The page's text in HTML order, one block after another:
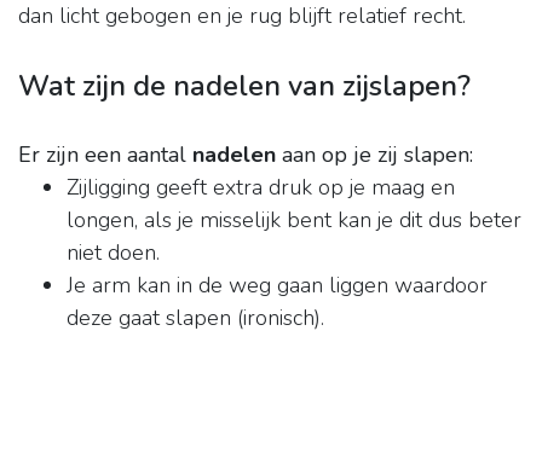
dan licht gebogen en je rug blijft relatief recht.
Wat zijn de nadelen van zijslapen?
Er zijn een aantal nadelen aan op je zij slapen:
Zijligging geeft extra druk op je maag en
longen, als je misselijk bent kan je dit dus beter
niet doen.
Je arm kan in de weg gaan liggen waardoor
deze gaat slapen (ironisch).